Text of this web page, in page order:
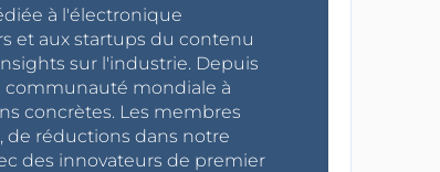
à l'électronique
et aux startups du contenu
sur l'industrie. Depuis
communauté mondiale à
concrètes. Les membres
de réductions dans notre
des innovateurs de premier